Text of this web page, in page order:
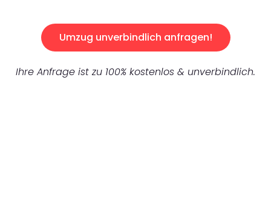
Umzug unverbindlich anfragen!
Ihre Anfrage ist zu 100% kostenlos & unverbindlich.